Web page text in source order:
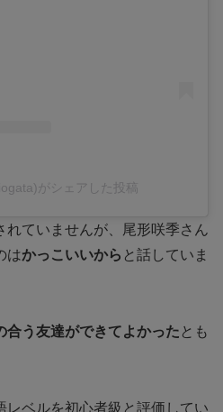
がシェアした投稿
れていませんが、尾形咲季さん
はかっこいいから と話していま
合う友達ができてよかった とも
レベルを初心者級と評価してい